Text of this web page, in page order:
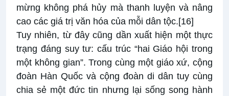
mừng không phá hủy mà thanh luyện và nâng
cao các giá trị văn hóa của mỗi dân tộc.[16]
Tuy nhiên, từ đây cũng dần xuất hiện một thực
trạng đáng suy tư: cấu trúc “hai Giáo hội trong
một không gian”. Trong cùng một giáo xứ, cộng
đoàn Hàn Quốc và cộng đoàn di dân tuy cùng
chia sẻ một đức tin nhưng lại sống song hành